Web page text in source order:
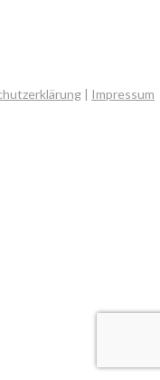
| Impressum